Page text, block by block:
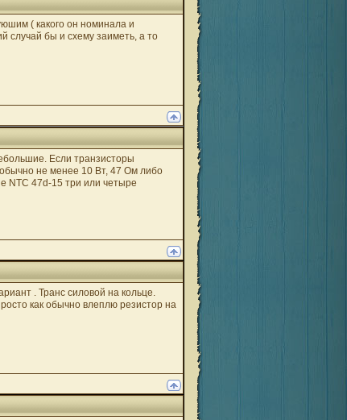
( какого он номинала и
случай бы и схему заиметь, а то
Если транзисторы
обычно не менее 10 Вт, 47 Ом либо
NTC 47d-15 три или четыре
. Транс силовой на кольце.
как обычно влеплю резистор на